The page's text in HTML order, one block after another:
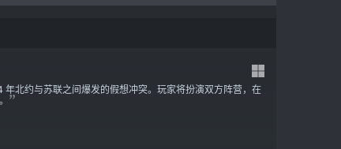
北约与苏联之间爆发的假想冲突。玩家将扮演双方阵营，在